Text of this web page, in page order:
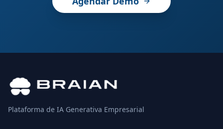
Plataforma de IA Generativa Empresarial